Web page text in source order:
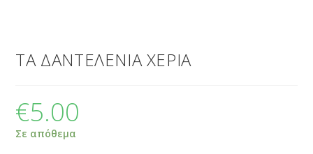
ΤΑ ΔΑΝΤΕΛΕΝΙΑ ΧΕΡΙΑ
€5.00
Σε απόθεμα